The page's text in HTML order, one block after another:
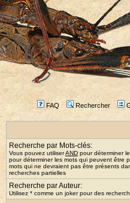
FAQ Rechercher
Recherche par Mots-clés:
Vous pouvez utiliserAND pour déterminer
pour déterminer les mots qui peuvent être
mots qui ne devraient pas être présents
recherches partielles
Recherche par Auteur:
Utilisez * comme un joker pour des